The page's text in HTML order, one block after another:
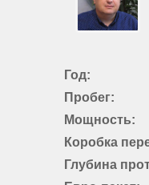
Год:
Пробег:
Мощность:
Коробка
Глубина